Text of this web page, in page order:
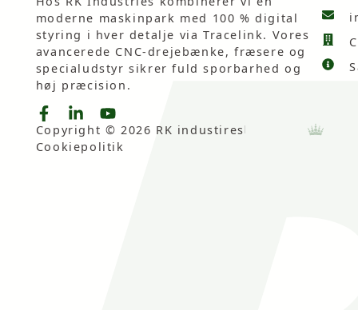
moderne maskinpark med 100 % digital
styring i hver detalje via Tracelink. Vores
avancerede CNC-drejebænke, fræsere og
specialudstyr sikrer fuld sporbarhed og
høj præcision.
Copyright © 2026 RK industires
Cookiepolitik